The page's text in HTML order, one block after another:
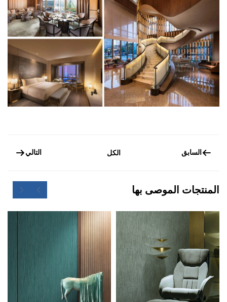
السابق الكل التالي
المنتجات الموصى بها